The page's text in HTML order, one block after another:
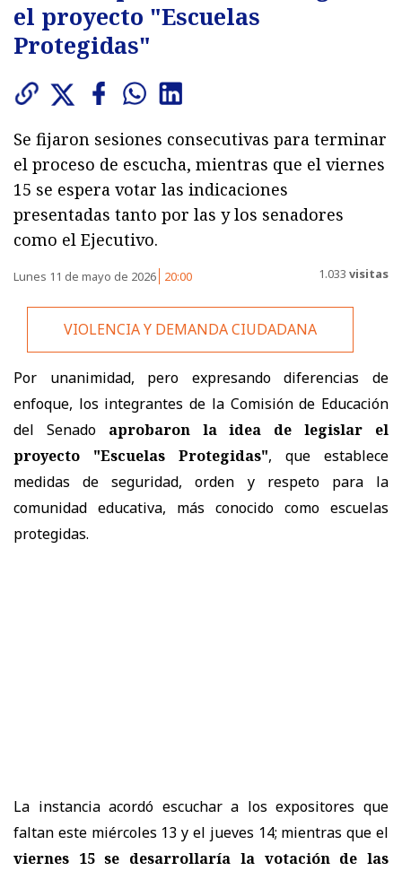
el proyecto "Escuelas
Protegidas"
Se fijaron sesiones consecutivas para terminar
el proceso de escucha, mientras que el viernes
15 se espera votar las indicaciones
presentadas tanto por las y los senadores
como el Ejecutivo.
Lunes 11 de mayo de 2026 20:00 1.033 visitas
VIOLENCIA Y DEMANDA CIUDADANA
Por unanimidad, pero expresando diferencias de
enfoque, los integrantes de la Comisión de Educación
del Senadoaprobaron la idea de legislar el
proyecto "Escuelas Protegidas", que establece
medidas de seguridad, orden y respeto para la
comunidad educativa, más conocido como escuelas
protegidas.
La instancia acordó escuchar a los expositores que
faltan este miércoles 13 y el jueves 14; mientras que el
viernes 15 se desarrollaría la votación de las